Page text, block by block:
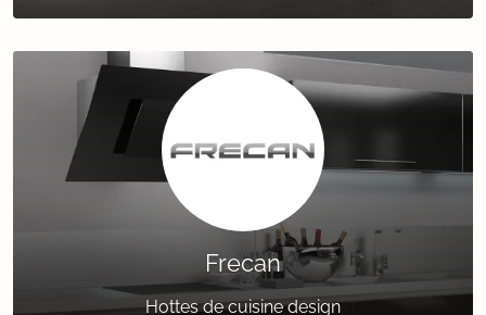
Frecan
Hottes de cuisine design